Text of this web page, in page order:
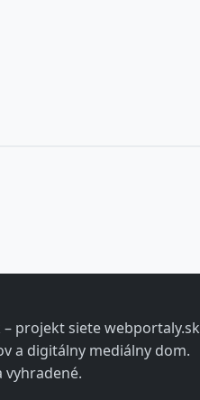
projekt siete webportaly.sk
a digitálny mediálny dom.
vyhradené.